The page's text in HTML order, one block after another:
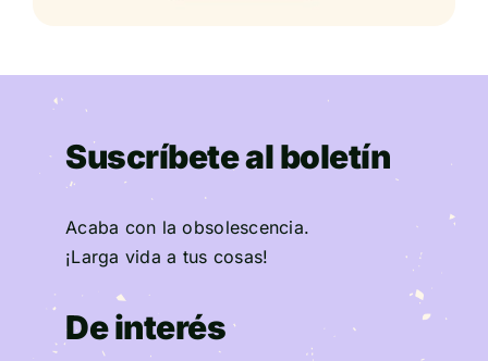
Suscríbete al boletín
Acaba con la obsolescencia.
¡Larga vida a tus cosas!
De interés